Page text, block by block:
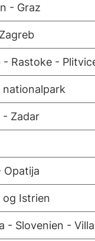
- Graz
- Rastoke -
nationalpark
- Zadar
Opatija
og Istrien
- Slovenien -